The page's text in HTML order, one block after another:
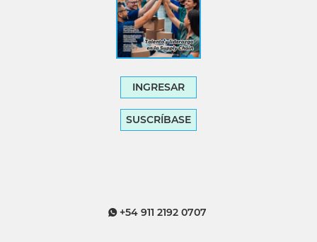
INGRESAR
SUSCRÍBASE
+54 911 2192 0707